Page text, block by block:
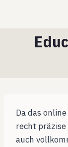
Da das
recht
auch